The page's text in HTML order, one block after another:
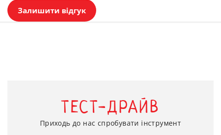
Залишити відгук
ТЕСТ-ДРАЙВ
Приходь до нас спробувати інструмент